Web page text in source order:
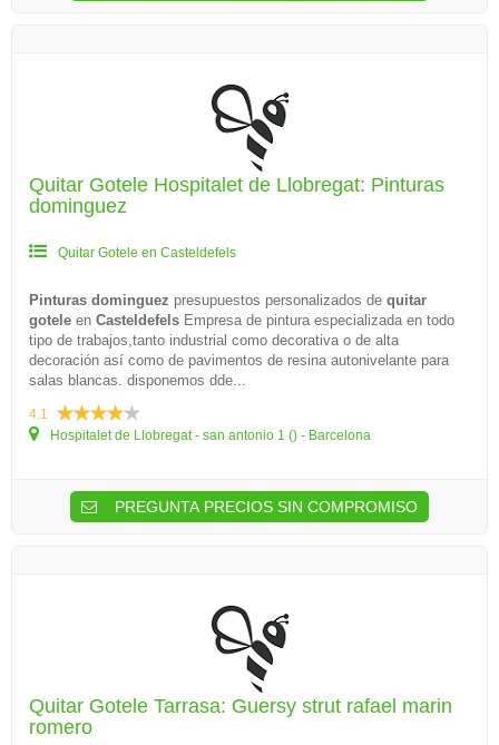
Quitar Gotele Hospitalet de Llobregat: Pinturas
dominguez
Quitar Gotele en Casteldefels
Pinturas dominguez presupuestos personalizados de quitar
gotele en Casteldefels Empresa de pintura especializada en todo
tipo de trabajos,tanto industrial como decorativa o de alta
decoración así como de pavimentos de resina autonivelante para
salas blancas. disponemos dde...
4.1
Hospitalet de Llobregat - san antonio 1 () - Barcelona
PREGUNTA PRECIOS SIN COMPROMISO
Quitar Gotele Tarrasa: Guersy strut rafael marin
romero